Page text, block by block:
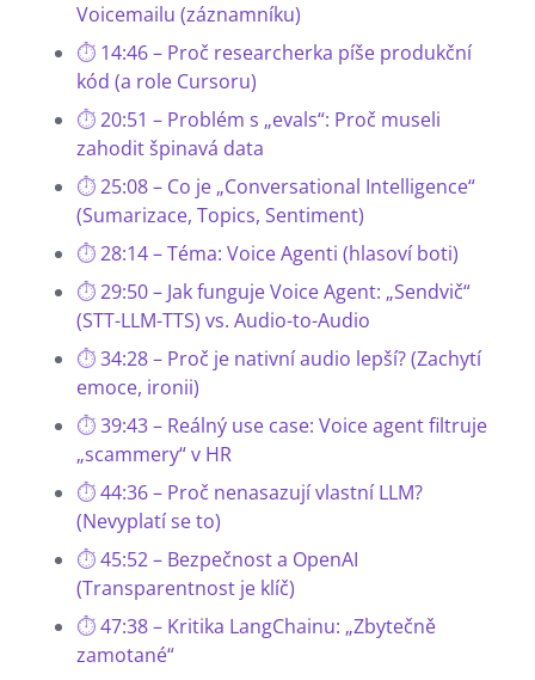
Voicemailu (záznamníku)
14:46 – Proč researcherka píše produkční
kód (a role Cursoru)
20:51 – Problém s „evals“: Proč museli
zahodit špinavá data
25:08 – Co je „Conversational Intelligence“
(Sumarizace, Topics, Sentiment)
28:14 – Téma: Voice Agenti (hlasoví boti)
29:50 – Jak funguje Voice Agent: „Sendvič“
(STT-LLM-TTS) vs. Audio-to-Audio
34:28 – Proč je nativní audio lepší? (Zachytí
emoce, ironii)
39:43 – Reálný use case: Voice agent filtruje
„scammery“ v HR
44:36 – Proč nenasazují vlastní LLM?
(Nevyplatí se to)
45:52 – Bezpečnost a OpenAI
(Transparentnost je klíč)
47:38 – Kritika LangChainu: „Zbytečně
zamotané“